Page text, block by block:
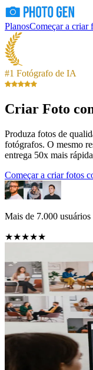
PlanosComeçar a criar
#1 Fotógrafo de IA
Criar Foto
Produza fotos de
fotógrafos. O mesmo
entrega 50x mais
Começar a criar fotos
Mais de 7.000 usuários
★★★★★